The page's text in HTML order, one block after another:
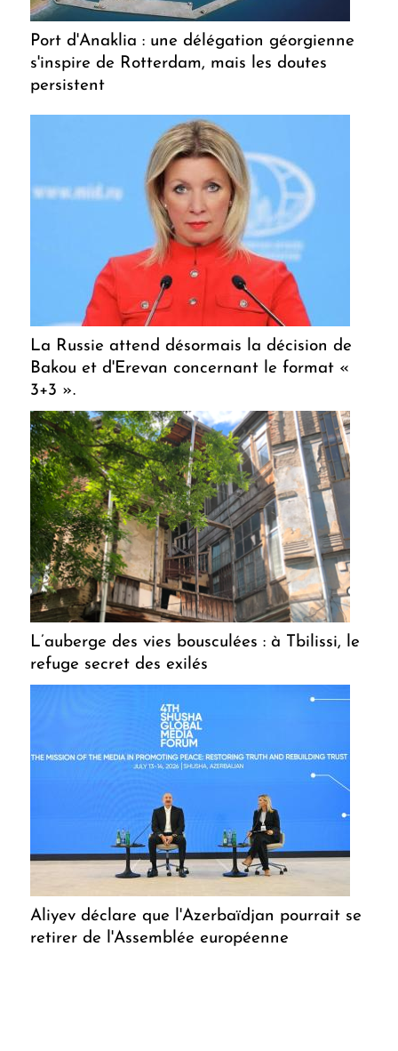
Port d'Anaklia : une délégation géorgienne
s'inspire de Rotterdam, mais les doutes
persistent
La Russie attend désormais la décision de
Bakou et d'Erevan concernant le format «
3+3 ».
L’auberge des vies bousculées : à Tbilissi, le
refuge secret des exilés
Aliyev déclare que l'Azerbaïdjan pourrait se
retirer de l'Assemblée européenne